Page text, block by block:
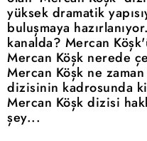
yüksek dramatik
buluşmaya hazırlanıyor.
kanalda? Mercan
Mercan Köşk nerede
Mercan Köşk ne
dizisinin kadrosunda
Mercan Köşk dizisi
şey...